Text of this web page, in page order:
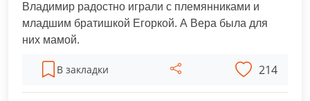
Владимир радостно играли с племянниками и
младшим братишкой Егоркой. А Вера была для
них мамой.
В закладки 214